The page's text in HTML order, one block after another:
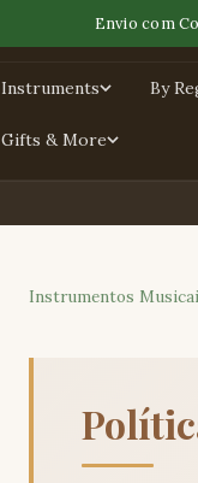
Envio com
Instruments By
Gifts & More
Instrumentos